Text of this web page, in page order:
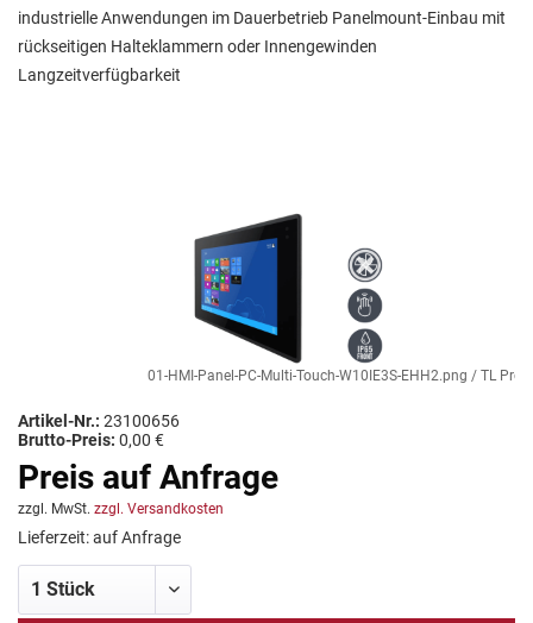
industrielle Anwendungen im Dauerbetrieb Panelmount-Einbau mit
rückseitigen Halteklammern oder Innengewinden
Langzeitverfügbarkeit
01-HMI-Panel-PC-Multi-Touch-W10IE3S-EHH2.png / TL
Artikel-Nr.: 23100656
Brutto-Preis: 0,00 €
Preis auf Anfrage
zzgl. MwSt. zzgl. Versandkosten
Lieferzeit: auf Anfrage